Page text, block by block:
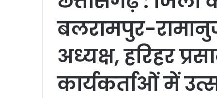
बलरामपुर-
अध्यक्ष, हरिहर
कार्यकर्ताओं में